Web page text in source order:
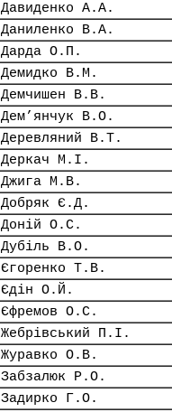
Давиденко А.А.
Даниленко В.А.
Дарда О.П.
Демидко В.М.
Демчишен В.В.
Дем’янчук В.О.
Деревляний В.Т.
Деркач М.І.
Джига М.В.
Добряк Є.Д.
Доній О.С.
Дубіль В.О.
Єгоренко Т.В.
Єдін О.Й.
Єфремов О.С.
Жебрівський П.І.
Журавко О.В.
Забзалюк Р.О.
Задирко Г.О.